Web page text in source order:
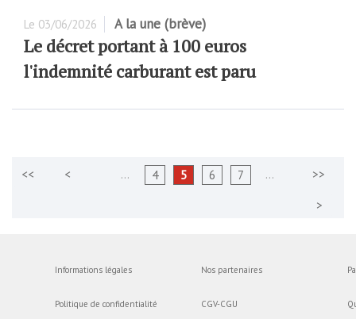
Le 03/06/2026 A la une (brève)
Le décret portant à 100 euros
l'indemnité carburant est paru
… 4 5 6 7 …
Informations légales
Politique de confidentialité
Nos partenaires
CGV-CGU